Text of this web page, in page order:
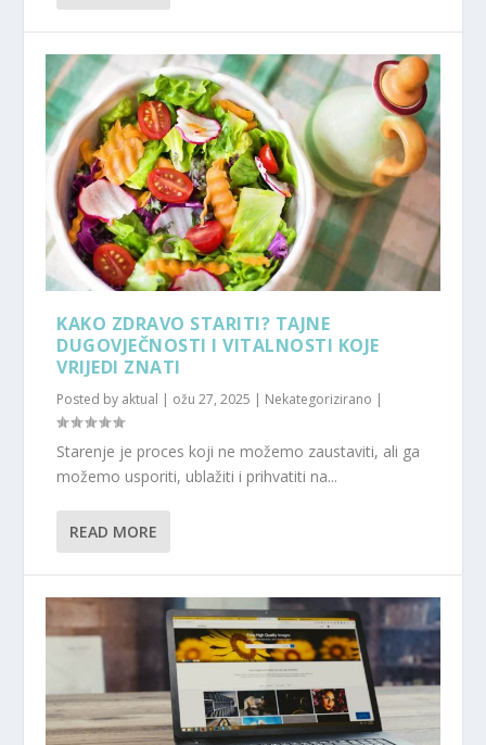
KAKO ZDRAVO STARITI? TAJNE
DUGOVJEČNOSTI I VITALNOSTI KOJE
VRIJEDI ZNATI
Posted by aktual | ožu 27, 2025 | Nekategorizirano |
Starenje je proces koji ne možemo zaustaviti, ali ga
možemo usporiti, ublažiti i prihvatiti na...
READ MORE